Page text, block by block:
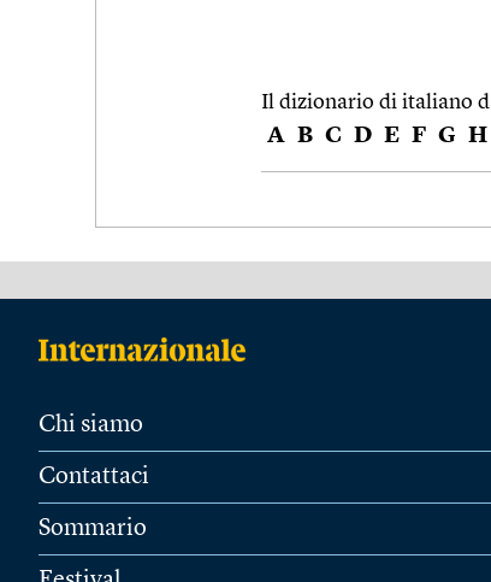
Il dizionario di italiano
A B C D E F G H
Chi siamo
Contattaci
Sommario